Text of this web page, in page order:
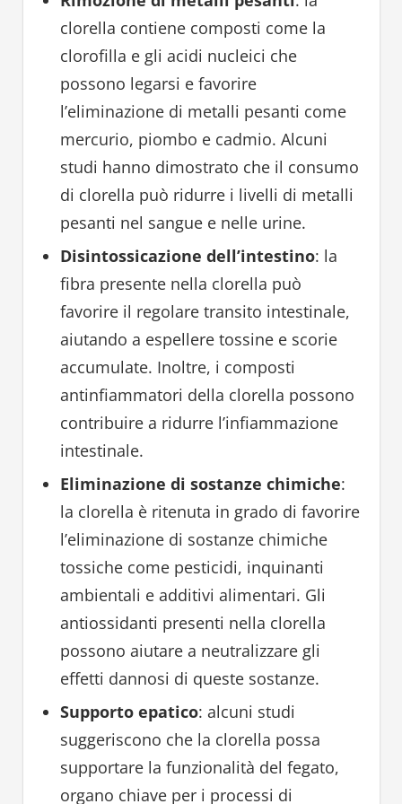
clorella contiene composti come la
clorofilla e gli acidi nucleici che
possono legarsi e favorire
l’eliminazione di metalli pesanti come
mercurio, piombo e cadmio. Alcuni
studi hanno dimostrato che il consumo
di clorella può ridurre i livelli di metalli
pesanti nel sangue e nelle urine.
Disintossicazione dell’intestino: la
fibra presente nella clorella può
favorire il regolare transito intestinale,
aiutando a espellere tossine e scorie
accumulate. Inoltre, i composti
antinfiammatori della clorella possono
contribuire a ridurre l’infiammazione
intestinale.
Eliminazione di sostanze chimiche:
la clorella è ritenuta in grado di favorire
l’eliminazione di sostanze chimiche
tossiche come pesticidi, inquinanti
ambientali e additivi alimentari. Gli
antiossidanti presenti nella clorella
possono aiutare a neutralizzare gli
effetti dannosi di queste sostanze.
Supporto epatico: alcuni studi
suggeriscono che la clorella possa
supportare la funzionalità del fegato,
organo chiave per i processi di